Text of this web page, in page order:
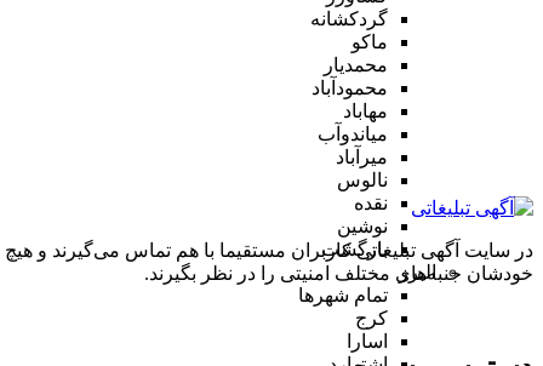
گردکشانه
ماکو
محمدیار
محمودآباد
مهاباد
میاندوآب
میرآباد
نالوس
نقده
نوشین
بازگشت
البرز
تمام شهر‌ها
کرج
اسارا
در سایت آگهی تبلیغاتی کاربران مستقیما با هم تماس می‌گیرند و
خودشان جنبه‌های مختلف امنیتی را در نظر بگیرند.